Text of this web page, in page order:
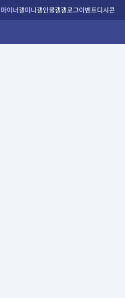
마이너갤미니갤인물갤갤로그이벤트디시콘